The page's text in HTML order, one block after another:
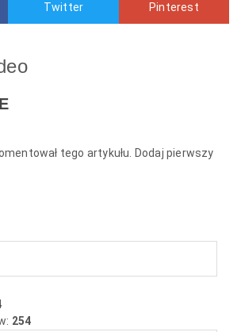
Twitter Pinterest
tego artykułu. Dodaj pierwszy
254